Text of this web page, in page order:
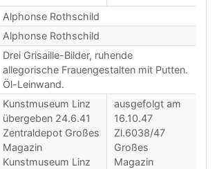
Alphonse Rothschild
Alphonse Rothschild
Drei Grisaille-Bilder, ruhende
allegorische Frauengestalten mit Putten.
Öl-Leinwand.
Kunstmuseum Linz
übergeben 24.6.41
Zentraldepot Großes
Magazin
Kunstmuseum Linz
ausgefolgt am
16.10.47
Zl.6038/47
Großes
Magazin